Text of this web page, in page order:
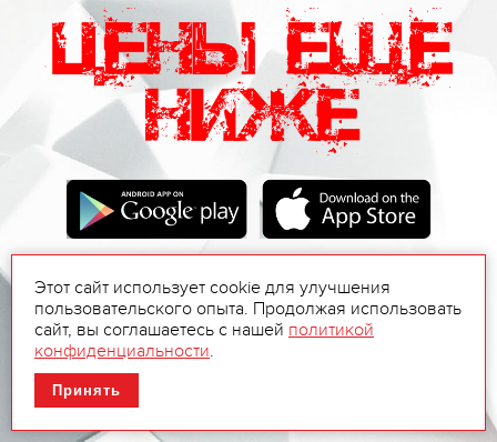
Этот сайт использует cookie для улучшения
пользовательского опыта. Продолжая использовать
сайт, вы соглашаетесь с нашей политикой
конфиденциальности.
Принять